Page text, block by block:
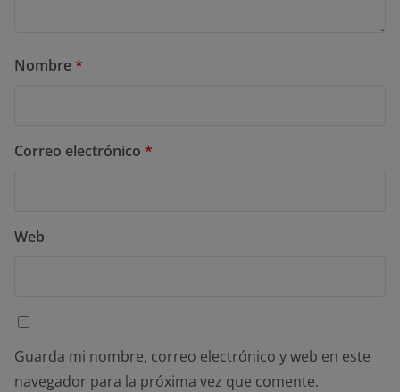
Nombre*
Correo electrónico *
Web
Guarda mi nombre, correo electrónico y web en este
navegador para la próxima vez que comente.